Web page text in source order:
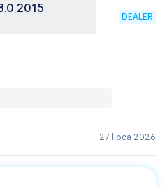
2015
DEALER
27 lipca 2026